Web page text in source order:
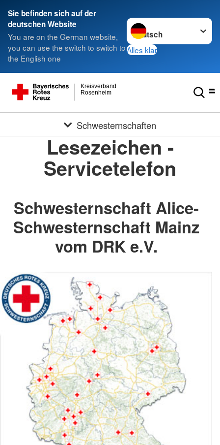
Sie befinden sich auf der
deutschen Website
You are on the German website,
you can use the switch to switch to
the English one
Sprache wechseln zu
Alles klar
Rosenheim
Kreisverband
Schwesternschaften
Lesezeichen -
Servicetelefon
Schwesternschaft Alice-
Schwesternschaft Mainz
vom DRK e.V.